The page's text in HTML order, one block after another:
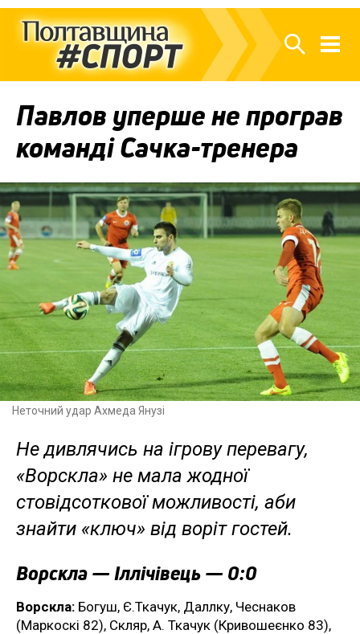
Павлов уперше не програв
команді Сачка-тренера
Неточний удар Ахмеда Янузі
Не дивлячись на ігрову перевагу,
«Ворскла» не мала жодної
стовідсоткової можливості, аби
знайти «ключ» від воріт гостей.
Ворскла — Іллічівець — 0:0
Ворскла: Богуш, Є.Ткачук, Даллку, Чеснаков
(Маркоскі 82), Скляр, А. Ткачук (Кривошеєнко 83),